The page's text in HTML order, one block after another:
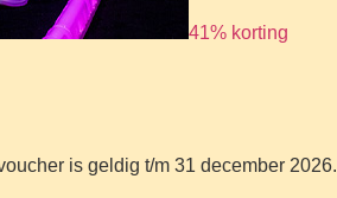
41% korting
is geldig t/m 31 december 2026.